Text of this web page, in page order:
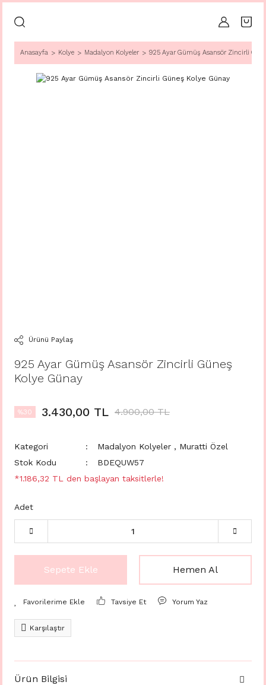
Anasayfa Kolye Madalyon Kolyeler 925 Ayar Gümüş Asansör Zincirli
Ürünü Paylaş
925 Ayar Gümüş Asansör Zincirli Güneş
Kolye Günay
%30 3.430,00 TL 4.900,00 TL
Kategori Madalyon Kolyeler , Muratti Özel
Stok Kodu
BDEQUW57
*1.186,32 TL den başlayan taksitlerle!
Adet
Sepete Ekle Hemen Al
Tavsiye Et Yorum Yaz
Karşılaştır
Ürün Bilgisi